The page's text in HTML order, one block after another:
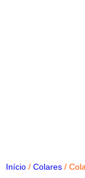
Início / Colares /